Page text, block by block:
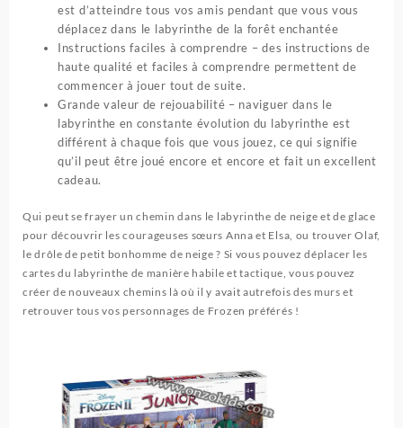
est d’atteindre tous vos amis pendant que vous vous
déplacez dans le labyrinthe de la forêt enchantée
Instructions faciles à comprendre – des instructions de
haute qualité et faciles à comprendre permettent de
commencer à jouer tout de suite.
Grande valeur de rejouabilité – naviguer dans le
labyrinthe en constante évolution du labyrinthe est
différent à chaque fois que vous jouez, ce qui signifie
qu’il peut être joué encore et encore et fait un excellent
cadeau.
Qui peut se frayer un chemin dans le labyrinthe de neige et de glace
pour découvrir les courageuses sœurs Anna et Elsa, ou trouver Olaf,
le drôle de petit bonhomme de neige ? Si vous pouvez déplacer les
cartes du labyrinthe de manière habile et tactique, vous pouvez
créer de nouveaux chemins là où il y avait autrefois des murs et
retrouver tous vos personnages de Frozen préférés !